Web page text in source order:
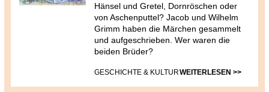
Hänsel und Gretel, Dornröschen oder
von Aschenputtel? Jacob und Wilhelm
Grimm haben die Märchen gesammelt
und aufgeschrieben. Wer waren die
beiden Brüder?
GESCHICHTE & KULTURWEITERLESEN >>